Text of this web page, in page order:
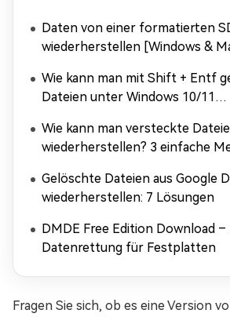
Daten von einer formatierten
wiederherstellen [Windows &
Wie kann man mit Shift + Entf
Dateien unter Windows 10/11
Wie kann man versteckte
wiederherstellen? 3 einfache
Gelöschte Dateien aus Google
wiederherstellen: 7 Lösungen
DMDE Free Edition Download
Datenrettung für Festplatten
Fragen Sie sich, ob es eine Version